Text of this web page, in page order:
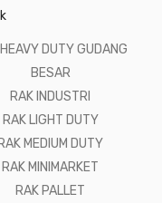
DUTY GUDANG
BESAR
RAK INDUSTRI
RAK LIGHT DUTY
RAK MEDIUM DUTY
RAK MINIMARKET
RAK PALLET